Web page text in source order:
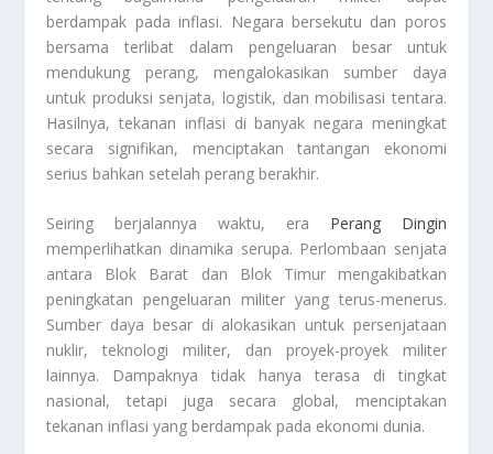
berdampak pada inflasi. Negara bersekutu dan poros
bersama terlibat dalam pengeluaran besar untuk
mendukung perang, mengalokasikan sumber daya
untuk produksi senjata, logistik, dan mobilisasi tentara.
Hasilnya, tekanan inflasi di banyak negara meningkat
secara signifikan, menciptakan tantangan ekonomi
serius bahkan setelah perang berakhir.
Seiring berjalannya waktu, era Perang Dingin
memperlihatkan dinamika serupa. Perlombaan senjata
antara Blok Barat dan Blok Timur mengakibatkan
peningkatan pengeluaran militer yang terus-menerus.
Sumber daya besar di alokasikan untuk persenjataan
nuklir, teknologi militer, dan proyek-proyek militer
lainnya. Dampaknya tidak hanya terasa di tingkat
nasional, tetapi juga secara global, menciptakan
tekanan inflasi yang berdampak pada ekonomi dunia.